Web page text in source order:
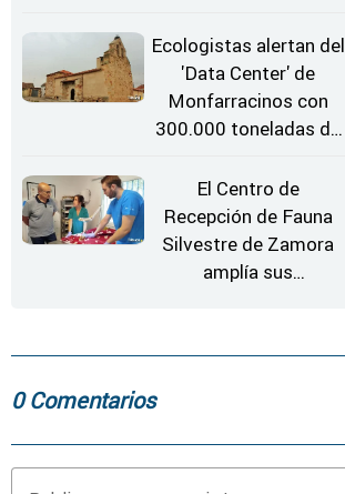
coche
Ecologistas alertan del
'Data Center' de
Monfarracinos con
300.000 toneladas de
al año
El Centro de
Recepción de Fauna
Silvestre de Zamora
amplía sus
0 Comentarios